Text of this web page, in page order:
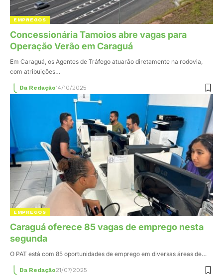
EMPREGOS
Concessionária Tamoios abre vagas para
Operação Verão em Caraguá
Em Caraguá, os Agentes de Tráfego atuarão diretamente na rodovia,
com atribuições…
Da Redação14/10/2025
EMPREGOS
Caraguá oferece 85 vagas de emprego nesta
segunda
O PAT está com 85 oportunidades de emprego em diversas áreas de…
Da Redação21/07/2025